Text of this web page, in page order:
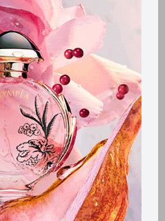
costos de envío
en tiendas
pueden interesar